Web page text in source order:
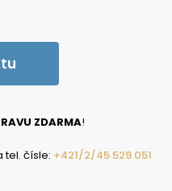
ZDARMA!
tel. čísle: +421/2/45 529 051